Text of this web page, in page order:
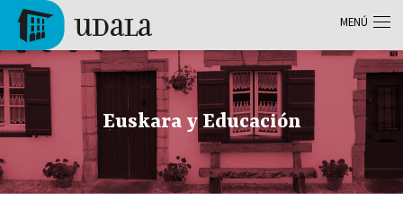
Pasar al contenido principal
Tolosa
Euskara y Educación
MENÚ